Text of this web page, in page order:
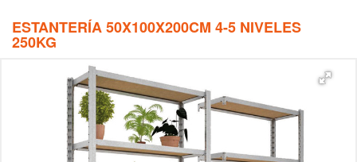
ESTANTERÍA 50X100X200CM 4-5 NIVELES
250KG